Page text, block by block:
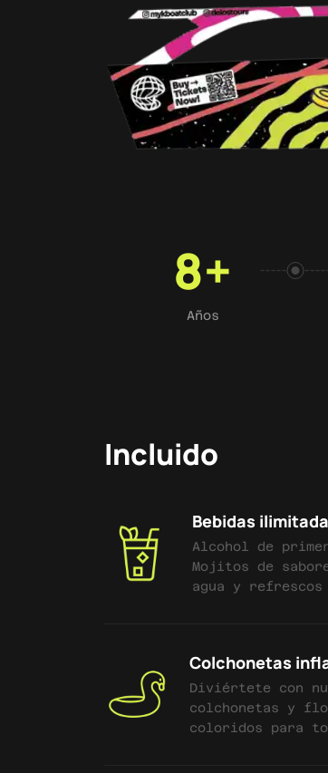
8+
Años
Incluido
Bebidas
Alcohol de
Mojitos de
agua y refrescos
Colchonetas
Diviértete con
colchonetas y
coloridos para